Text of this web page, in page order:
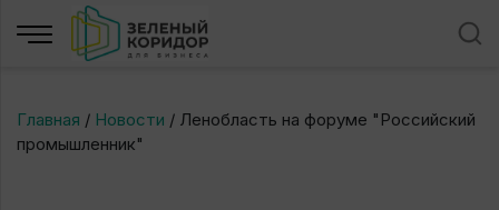
Главная / Новости / Ленобласть на форуме "Российский
промышленник"